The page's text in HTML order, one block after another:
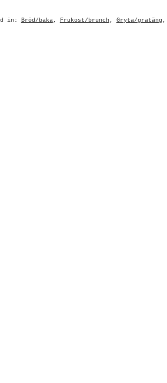
in: Bröd/baka, Frukost/brunch, Gryta/gratäng,